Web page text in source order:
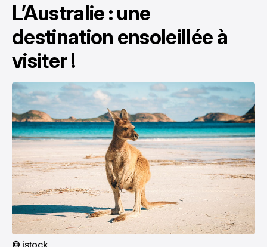
L’Australie : une
destination ensoleillée à
visiter !
© istock